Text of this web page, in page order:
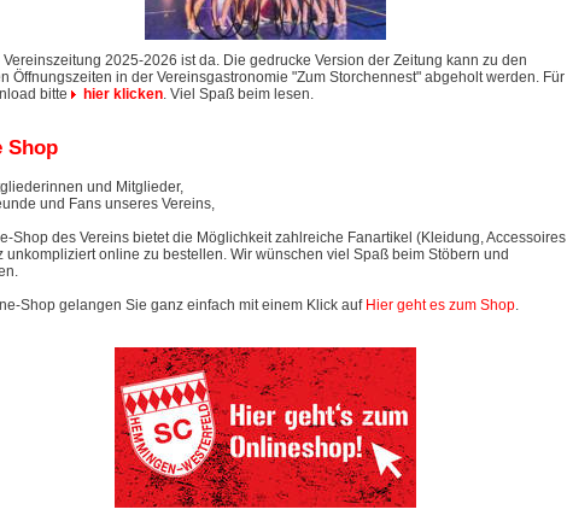
Vereinszeitung 2025-2026 ist da. Die gedrucke Version der Zeitung kann zu den
Öffnungszeiten in der Vereinsgastronomie "Zum Storchennest" abgeholt werden. Für
bitte
hier klicken. Viel Spaß beim lesen.
Shop
und Mitglieder,
und Fans unseres Vereins,
Shop des Vereins bietet die Möglichkeit zahlreiche Fanartikel (Kleidung, Accessoires
unkompliziert online zu bestellen. Wir wünschen viel Spaß beim Stöbern und
Shop gelangen Sie ganz einfach mit einem Klick auf Hier geht es zum Shop.